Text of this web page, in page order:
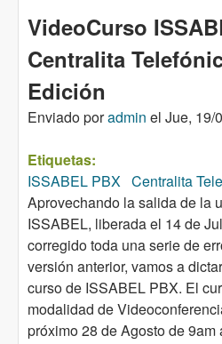
VideoCurso
Centralita
Edición
Enviado poradmin el Jue, 19/
Etiquetas:
ISSABEL PBX Centralita
Aprovechando la salida de la
ISSABEL, liberada el 14 de
corregido toda una serie de
versión anterior, vamos a
curso de ISSABEL PBX. El
modalidad de
próximo 28 de Agosto de 9am